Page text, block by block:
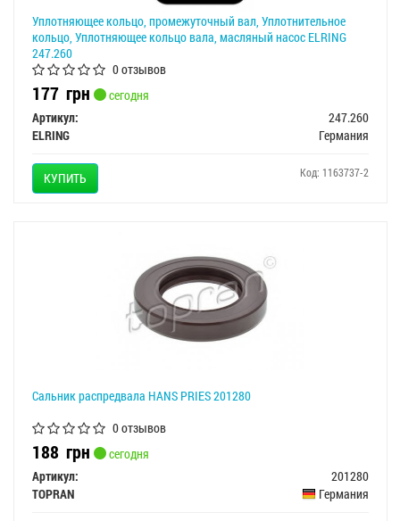
Уплотняющее кольцо, промежуточный вал, Уплотнительное
кольцо, Уплотняющее кольцо вала, масляный насос ELRING
247.260
0 отзывов
177 грн
сегодня
Артикул:
247.260
ELRING
Германия
КУПИТЬ Код: 1163737-2
Сальник распредвала HANS PRIES 201280
0 отзывов
188 грн
сегодня
Артикул:
201280
TOPRAN
Германия